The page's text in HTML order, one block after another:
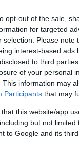
opt-out of the sale,
for targeted
selection. Please
interest-based ads
to third
of your personal
This information may
Participants that may
that this website/app
but not
to Google and its
mellett a
is! Ha
akarta, hogy mi is
n negyedszer, és
péntek este:
meccsen